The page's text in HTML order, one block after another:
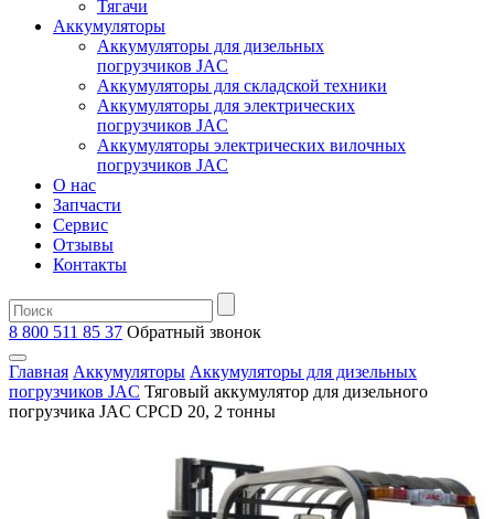
Тягачи
Аккумуляторы
Аккумуляторы для дизельных
погрузчиков JAC
Аккумуляторы для складской техники
Аккумуляторы для электрических
погрузчиков JAC
Аккумуляторы электрических вилочных
погрузчиков JAC
О нас
Запчасти
Сервис
Отзывы
Контакты
8 800 511 85 37 Oбратный звонок
Главная Аккумуляторы Аккумуляторы для дизельных
погрузчиков JAC Тяговый аккумулятор для дизельного
погрузчика JAC CPCD 20, 2 тонны